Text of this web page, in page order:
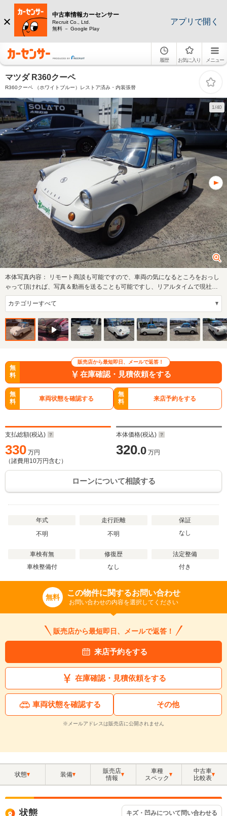
中古車情報カーセンサー
Recruit Co., Ltd.
無料 － Google Play
アプリで開く
履歴 お気に入り メニュー
マツダ R360クーペ
R360クーペ （ホワイトブルー）レストア済み・内装張替
1/40
本体写真内容：
リモート商談も可能ですので、車両の気になるところをおっし
ゃって頂ければ、写真＆動画を送ることも可能ですし、リアルタイムで現社の
状態をライ…
販売店から最短即日、メールで返答！
無
料
在庫確認・見積依頼をする
無
料
車両状態を確認する
無
料
来店予約をする
支払総額(税込)
330 万円
（諸費用 10万円含む）
本体価格(税込)
320.0 万円
ローンについて相談する
年式
不明
走行距離
不明
保証
なし
車検有無
車検整備付
修復歴
なし
法定整備
付き
無料 この物件に関するお問い合わせ
お問い合わせの内容を選択してください
販売店から最短即日、メールで返答！
来店予約をする
在庫確認・見積依頼をする
車両状態を確認する その他
※メールアドレスは販売店に公開されません
状態 装備
販売店
情報
車種
スペック
中古車
比較表
状態 キズ・凹みについて問い合わせる